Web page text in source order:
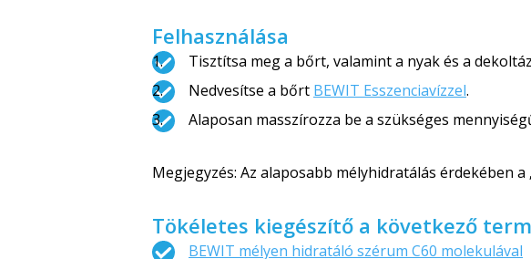
Felhasználása
Tisztítsa meg a bőrt, valamint a nyak és a
Nedvesítse a bőrt BEWIT Esszenciavízzel.
Alaposan masszírozza be a szükséges
Megjegyzés: Az alaposabb mélyhidratálás érdekében
Tökéletes kiegészítő a következő
BEWIT mélyen hidratáló szérum C60 molekulával